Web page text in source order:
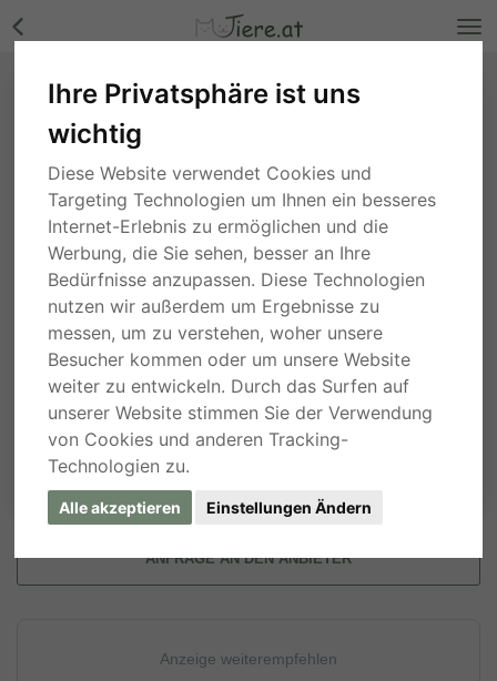
Ihre Privatsphäre ist uns
wichtig
Diese Website verwendet Cookies und
Targeting Technologien um Ihnen ein besseres
Internet-Erlebnis zu ermöglichen und die
Werbung, die Sie sehen, besser an Ihre
Bedürfnisse anzupassen. Diese Technologien
nutzen wir außerdem um Ergebnisse zu
messen, um zu verstehen, woher unsere
Besucher kommen oder um unsere Website
weiter zu entwickeln. Durch das Surfen auf
unserer Website stimmen Sie der Verwendung
von Cookies und anderen Tracking-
Technologien zu.
Alle akzeptieren Einstellungen Ändern
ANFRAGE AN DEN ANBIETER
Anzeige weiterempfehlen